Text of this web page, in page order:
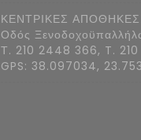
ΚΕΝΤΡΙΚΕΣ
Οδός
Τ. 210 2448 366, T.
GPS: 38.097034,